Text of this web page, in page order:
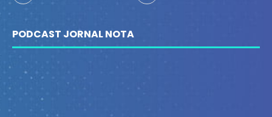
PODCAST JORNAL NOTA